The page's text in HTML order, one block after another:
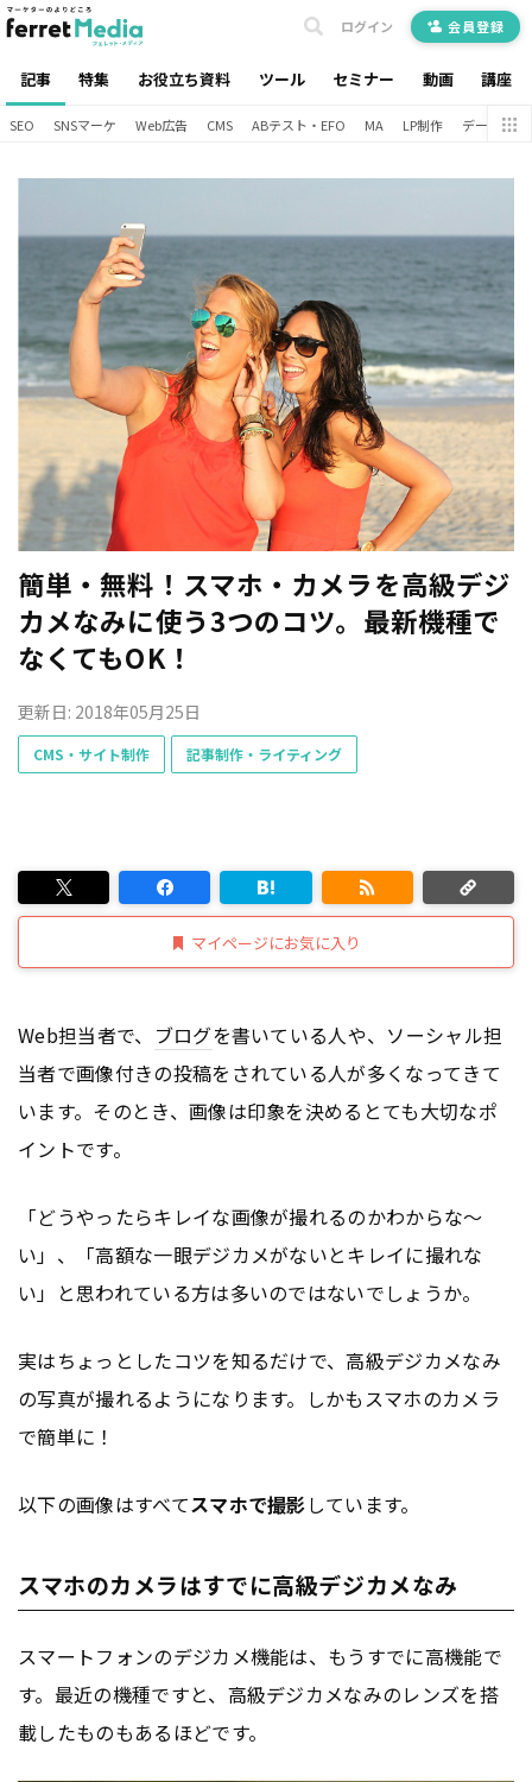
記事 特集 お役立ち資料 ツール セミナー 動画 講座
ログイン 会員登録
SEO SNSマーケ Web広告 CMS ABテスト・EFO MA LP制作 データ分析
簡単・無料！スマホ・カメラを高級デジ
カメなみに使う3つのコツ。最新機種で
なくてもOK！
更新日: 2018年05月25日
CMS・サイト制作 記事制作・ライティング
マイページにお気に入り
Web担当者で、 ブログを書いている人や、ソーシャル担
当者で画像付きの投稿をされている人が多くなってきて
います。そのとき、画像は印象を決めるとても大切なポ
イントです。
「どうやったらキレイな画像が撮れるのかわからな～
い」、「高額な一眼デジカメがないとキレイに撮れな
い」と思われている方は多いのではないでしょうか。
実はちょっとしたコツを知るだけで、高級デジカメなみ
の写真が撮れるようになります。しかもスマホのカメラ
で簡単に！
以下の画像はすべてスマホで撮影しています。
スマホのカメラはすでに高級デジカメなみ
スマートフォンのデジカメ機能は、もうすでに高機能で
す。最近の機種ですと、高級デジカメなみのレンズを搭
載したものもあるほどです。